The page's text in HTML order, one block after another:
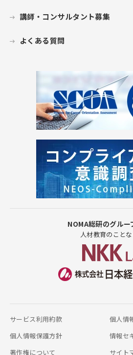
講師・コンサルタント募集
よくある質問
NOMA総研のグルー
人材教育のこと
サービス利用約款
個人情
個人情報保護方針
情報セ
著作権について
サイト